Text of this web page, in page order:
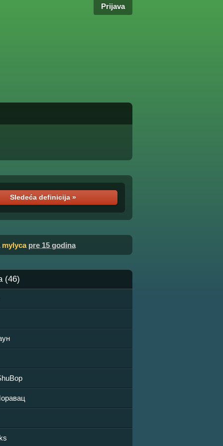
Prijava
Sledeća definicija »
mylyca pre 15 godina
(46)